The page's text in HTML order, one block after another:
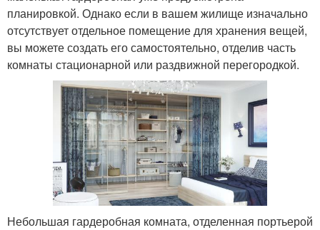
планировкой. Однако если в вашем жилище изначально
отсутствует отдельное помещение для хранения вещей,
вы можете создать его самостоятельно, отделив часть
комнаты стационарной или раздвижной перегородкой.
Небольшая гардеробная комната, отделенная портьерой